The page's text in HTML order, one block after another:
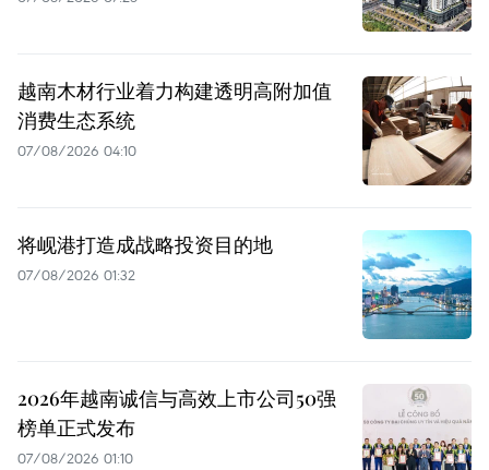
越南木材行业着力构建透明高附加值
消费生态系统
07/08/2026 04:10
将岘港打造成战略投资目的地
07/08/2026 01:32
2026年越南诚信与高效上市公司50强
榜单正式发布
07/08/2026 01:10